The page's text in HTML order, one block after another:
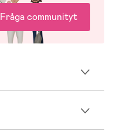
Fråga communityt